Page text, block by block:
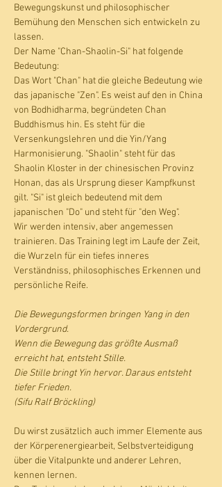
Bewegungskunst und philosophischer
Bemühung den Menschen sich entwickeln zu
lassen.
Der Name "Chan-Shaolin-Si" hat folgende
Bedeutung:
Das Wort "Chan" hat die gleiche Bedeutung wie
das japanische "Zen". Es weist auf den in China
von Bodhidharma, begründeten Chan
Buddhismus hin. Es steht für die
Versenkungslehren und die Yin/Yang
Harmonisierung. "Shaolin" steht für das
Shaolin Kloster in der chinesischen Provinz
Honan, das als Ursprung dieser Kampfkunst
gilt. "Si" ist gleich bedeutend mit dem
japanischen "Do" und steht für "den Weg".
Wir werden intensiv, aber angemessen
trainieren. Das Training legt im Laufe der Zeit,
die Wurzeln für ein tiefes inneres
Verständniss, philosophisches Erkennen und
persönliche Reife.
Die Bewegungsformen bringen Yang in den
Vordergrund.
Wenn die Bewegung das größte Ausmaß
erreicht hat, entsteht Stille.
Die Stille bringt Yin hervor. Daraus entsteht
tiefer Frieden.
(Sifu Ralf Bröckling)
Du wirst zusätzlich auch immer Elemente aus
der Körperenergiearbeit, Selbstverteidigung
über die Vitalpunkte und anderer Lehren,
kennen lernen.